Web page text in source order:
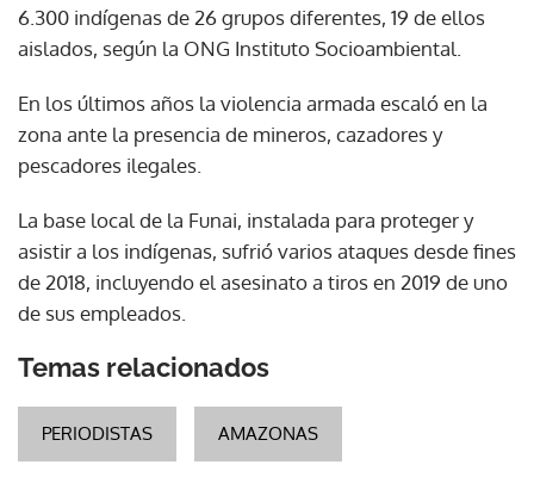
6.300 indígenas de 26 grupos diferentes, 19 de ellos
aislados, según la ONG Instituto Socioambiental.
En los últimos años la violencia armada escaló en la
zona ante la presencia de mineros, cazadores y
pescadores ilegales.
La base local de la Funai, instalada para proteger y
asistir a los indígenas, sufrió varios ataques desde fines
de 2018, incluyendo el asesinato a tiros en 2019 de uno
de sus empleados.
Temas relacionados
PERIODISTAS AMAZONAS